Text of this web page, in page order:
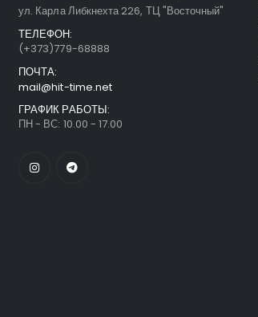
ул. Карла Либкнехта 226, ТЦ "Восточный"
ТЕЛЕФОН:
(+373)779-68888
ПОЧТА:
mail@hit-time.net
ГРАФИК РАБОТЫ:
ПН - ВС: 10.00 - 17.00